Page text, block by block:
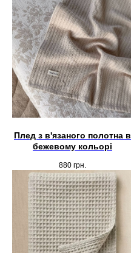
Плед з в'язаного полотна в
бежевому кольорі
880 грн.